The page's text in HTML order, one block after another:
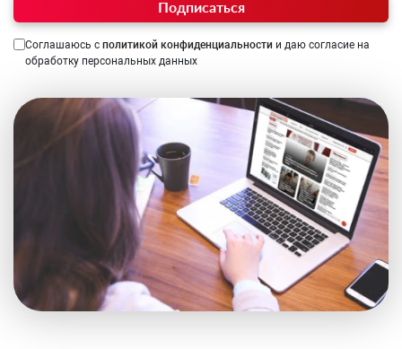
Подписаться
Соглашаюсь с политикой конфиденциальности и даю согласие на
обработку персональных данных